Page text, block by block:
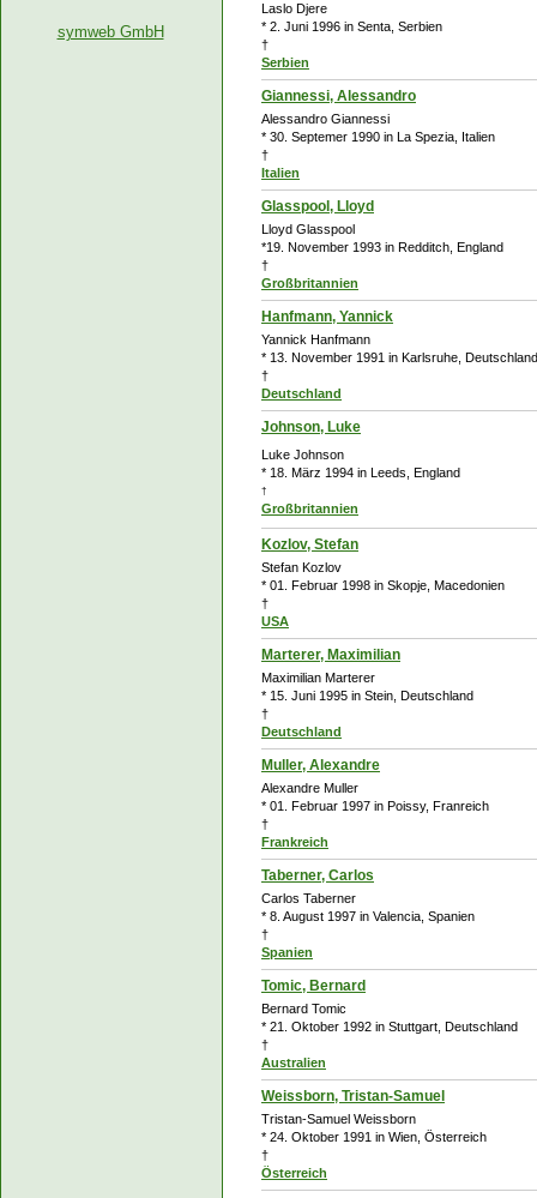
Laslo Djere
* 2. Juni 1996 in Senta, Serbien
†
Serbien
Giannessi, Alessandro
Alessandro Giannessi
* 30. Septemer 1990 in La Spezia, Italien
†
Italien
Glasspool, Lloyd
Lloyd Glasspool
*19. November 1993 in Redditch, England
†
Großbritannien
Hanfmann, Yannick
Yannick Hanfmann
* 13. November 1991 in Karlsruhe, Deutschland
†
Deutschland
Johnson, Luke
Luke Johnson
* 18. März 1994 in Leeds, England
†
Großbritannien
Kozlov, Stefan
Stefan Kozlov
* 01. Februar 1998 in Skopje, Macedonien
†
USA
Marterer, Maximilian
Maximilian Marterer
* 15. Juni 1995 in Stein, Deutschland
†
Deutschland
Muller, Alexandre
Alexandre Muller
* 01. Februar 1997 in Poissy, Franreich
†
Frankreich
Taberner, Carlos
Carlos Taberner
* 8. August 1997 in Valencia, Spanien
†
Spanien
Tomic, Bernard
Bernard Tomic
* 21. Oktober 1992 in Stuttgart, Deutschland
†
Australien
Weissborn, Tristan-Samuel
Tristan-Samuel Weissborn
* 24. Oktober 1991 in Wien, Österreich
†
Österreich
symweb GmbH